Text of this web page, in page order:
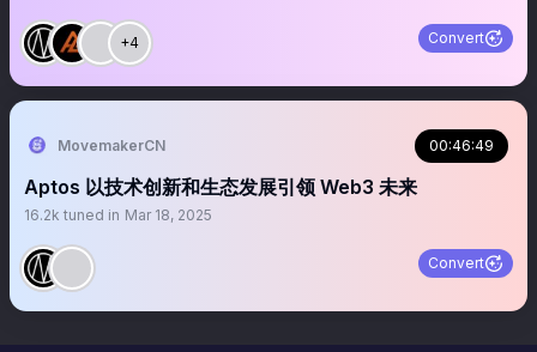
+4 Convert
MovemakerCN 00:46:49
Aptos 以技术创新和生态发展引领 Web3 未来
16.2k tuned in Mar 18, 2025
Convert